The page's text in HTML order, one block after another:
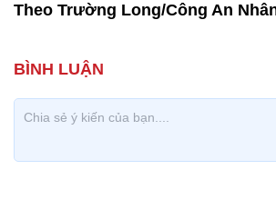
Theo Trường Long/Công An